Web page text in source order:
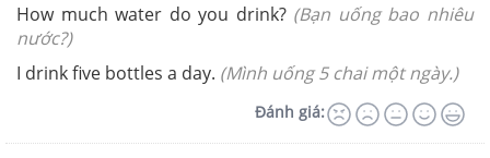
How much water do you drink? (Bạn uống bao nhiêu
nước?)
I drink five bottles a day. (Mình uống 5 chai một ngày.)
Đánh giá: